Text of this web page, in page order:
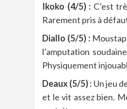
Ikoko (4/5) : C’est
Rarement pris à
Diallo (5/5) :
l’amputation
Physiquement
Deaux (5/5) : Un jeu
et le vit assez bien.